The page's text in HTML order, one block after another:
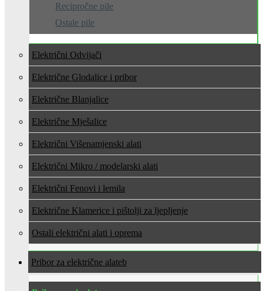
Recipročne pile
Ostale pile
Električni Odvijači
Električne Glodalice i pribor
Električne Blanjalice
Električne Mješalice
Električni Višenamjenski alati
Električni Mikro / modelarski alati
Električni Fenovi i lemila
Električne Klamerice i pištolji za ljepljenje
Ostali električni alati i oprema
Pribor za električne alate